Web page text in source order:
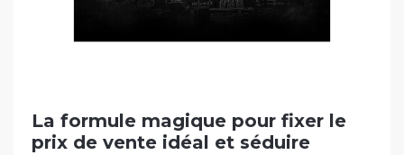
La formule magique pour fixer le
prix de vente idéal et séduire